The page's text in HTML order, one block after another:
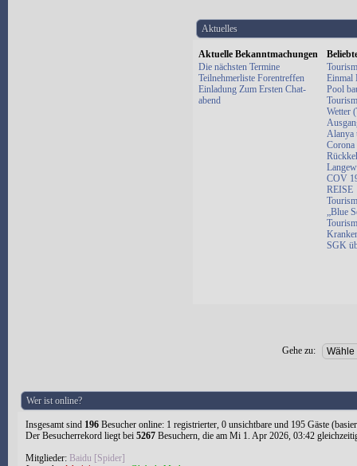
Aktuelles
Aktuelle Bekanntmachungen
Die nächsten Termine
Teilnehmerliste Forentreffen
Einladung Zum Ersten Chat-
abend
Einmal
Pool
Wetter
Alanya
Corona
COV
REISE
„Blue
SGK
Gehe zu:
Wer ist online?
Insgesamt sind 196 Besucher online: 1 registrierter, 0 unsichtbare und 195 Gäste
Der Besucherrekord liegt bei 5267 Besuchern, die am Mi 1. Apr 2026, 03:42
Mitglieder: Baidu [Spider]